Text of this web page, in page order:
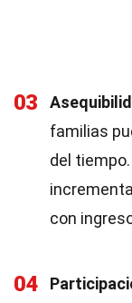
03
familias
del
con
04